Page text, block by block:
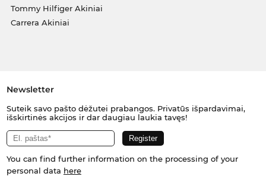
Tommy Hilfiger Akiniai
Carrera Akiniai
Newsletter
Suteik savo pašto dėžutei prabangos. Privatūs išpardavimai,
išskirtinės akcijos ir dar daugiau laukia tavęs!
You can find further information on the processing of your
personal data here